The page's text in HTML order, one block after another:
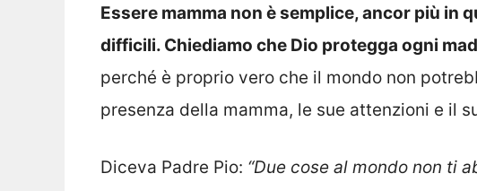
Essere mamma non è semplice, ancor più in
difficili. Chiediamo che Dio protegga ogni
perché è proprio vero che il mondo non
presenza della mamma, le sue attenzioni e il
Diceva Padre Pio: “Due cose al mondo non ti